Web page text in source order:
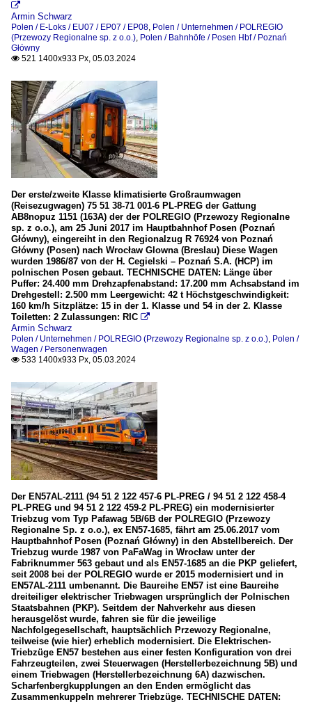

Armin Schwarz
Polen / E-Loks / EU07 / EP07 / EP08, Polen / Unternehmen / POLREGIO
(Przewozy Regionalne sp. z o.o.), Polen / Bahnhöfe / Posen Hbf / Poznań
Główny
 521 1400x933 Px, 05.03.2024
Der erste/zweite Klasse klimatisierte Großraumwagen
(Reisezugwagen) 75 51 38-71 001-6 PL-PREG der Gattung
AB8nopuz 1151 (163A) der der POLREGIO (Przewozy Regionalne
sp. z o.o.), am 25 Juni 2017 im Hauptbahnhof Posen (Poznań
Główny), eingereiht in den Regionalzug R 76924 von Poznań
Główny (Posen) nach Wrocław Glowna (Breslau) Diese Wagen
wurden 1986/87 von der H. Cegielski – Poznań S.A. (HCP) im
polnischen Posen gebaut. TECHNISCHE DATEN: Länge über
Puffer: 24.400 mm Drehzapfenabstand: 17.200 mm Achsabstand im
Drehgestell: 2.500 mm Leergewicht: 42 t Höchstgeschwindigkeit:
160 km/h Sitzplätze: 15 in der 1. Klasse und 54 in der 2. Klasse
Toiletten: 2 Zulassungen: RIC 
Armin Schwarz
Polen / Unternehmen / POLREGIO (Przewozy Regionalne sp. z o.o.), Polen /
Wagen / Personenwagen
 533 1400x933 Px, 05.03.2024
Der EN57AL-2111 (94 51 2 122 457-6 PL-PREG / 94 51 2 122 458-4
PL-PREG und 94 51 2 122 459-2 PL-PREG) ein modernisierter
Triebzug vom Typ Pafawag 5B/6B der POLREGIO (Przewozy
Regionalne Sp. z o.o.), ex EN57-1685, fährt am 25.06.2017 vom
Hauptbahnhof Posen (Poznań Główny) in den Abstellbereich. Der
Triebzug wurde 1987 von PaFaWag in Wrocław unter der
Fabriknummer 563 gebaut und als EN57-1685 an die PKP geliefert,
seit 2008 bei der POLREGIO wurde er 2015 modernisiert und in
EN57AL-2111 umbenannt. Die Baureihe EN57 ist eine Baureihe
dreiteiliger elektrischer Triebwagen ursprünglich der Polnischen
Staatsbahnen (PKP). Seitdem der Nahverkehr aus diesen
herausgelöst wurde, fahren sie für die jeweilige
Nachfolgegesellschaft, hauptsächlich Przewozy Regionalne,
teilweise (wie hier) erheblich modernisiert. Die Elektrischen-
Triebzüge EN57 bestehen aus einer festen Konfiguration von drei
Fahrzeugteilen, zwei Steuerwagen (Herstellerbezeichnung 5B) und
einem Triebwagen (Herstellerbezeichnung 6A) dazwischen.
Scharfenbergkupplungen an den Enden ermöglicht das
Zusammenkuppeln mehrerer Triebzüge. TECHNISCHE DATEN: